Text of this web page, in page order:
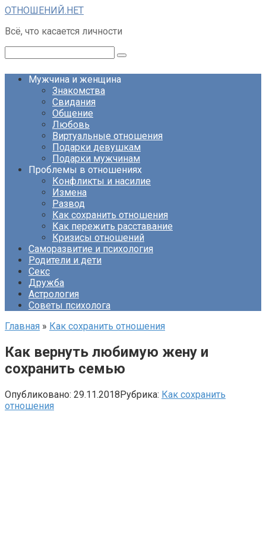
Перейти
контенту
ОТНОШЕНИЙ.НЕТ
Всё, что касается личности
Мужчина и женщина
Знакомства
Свидания
Общение
Любовь
Виртуальные отношения
Подарки девушкам
Подарки мужчинам
Проблемы в отношениях
Конфликты и насилие
Измена
Развод
Как сохранить отношения
Как пережить расставание
Кризисы отношений
Саморазвитие и психология
Родители и дети
Секс
Дружба
Астрология
Советы психолога
Главная » Как сохранить отношения
Как вернуть любимую жену и
сохранить семью
Опубликовано: 29.11.2018Рубрика: Как сохранить
отношения